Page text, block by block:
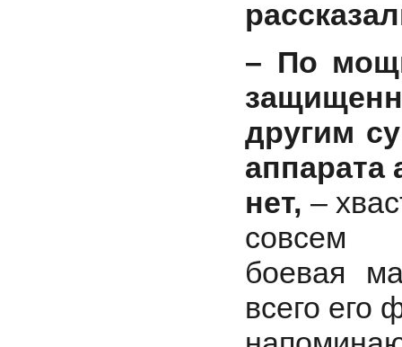
– По
другим
аппарата
нет, –
совсем
боевая
всего его